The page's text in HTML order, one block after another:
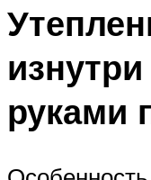
руками